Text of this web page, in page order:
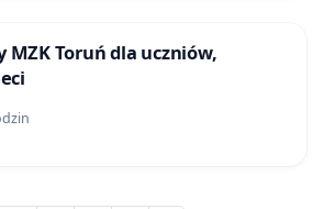
MZK Toruń dla uczniów,